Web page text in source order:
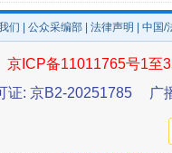
从幼
们 公众采编部 法律声明 | 中国
京ICP备11011765号1至
证: 京B2-20251785
广